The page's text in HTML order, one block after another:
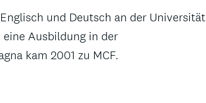
und Deutsch an der Universität
Ausbildung in der
kam 2001 zu MCF.